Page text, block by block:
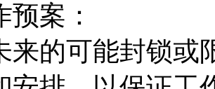
案：
来的可能封锁或